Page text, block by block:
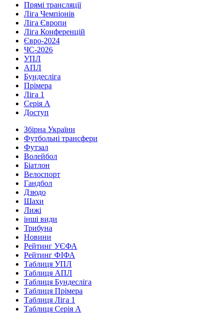
Прямі трансляції
Ліга Чемпіонів
Ліга Європи
Ліга Конференцій
Євро-2024
ЧС-2026
УПЛ
АПЛ
Бундесліга
Прімера
Ліга 1
Серія А
Доступ
Збірна України
Футбольні трансфери
Футзал
Волейбол
Біатлон
Велоспорт
Гандбол
Дзюдо
Шахи
Лижі
інші види
Трибуна
Новини
Рейтинг УЄФА
Рейтинг ФІФА
Таблиця УПЛ
Таблиця АПЛ
Таблиця Бундесліга
Таблиця Прімера
Таблиця Ліга 1
Таблиця Серія А